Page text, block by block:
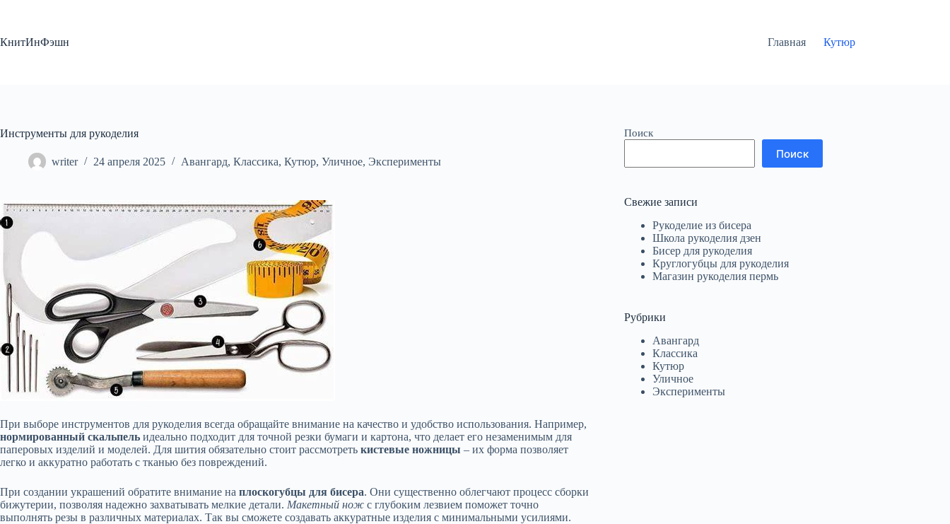
КнитИнФэшн
Главная Кутюр
Инструменты для рукоделия
writer 24 апреля 2025 Авангард, Классика, Кутюр, Уличное, Эксперименты
При выборе инструментов для рукоделия всегда обращайте внимание на качество и удобство использования. Например,
нормированный скальпель идеально подходит для точной резки бумаги и картона, что делает его незаменимым для
паперовых изделий и моделей. Для шития обязательно стоит рассмотреть кистевые ножницы – их форма позволяет
легко и аккуратно работать с тканью без повреждений.
При создании украшений обратите внимание на плоскогубцы для бисера. Они существенно облегчают процесс сборки
бижутерии, позволяя надежно захватывать мелкие детали. Макетный нож с глубоким лезвием поможет точно
выполнять резы в различных материалах. Так вы сможете создавать аккуратные изделия с минимальными усилиями.
Поиск
Поиск
Свежие записи
Рукоделие из бисера
Школа рукоделия дзен
Бисер для рукоделия
Круглогубцы для рукоделия
Магазин рукоделия пермь
Рубрики
Авангард
Классика
Кутюр
Уличное
Эксперименты